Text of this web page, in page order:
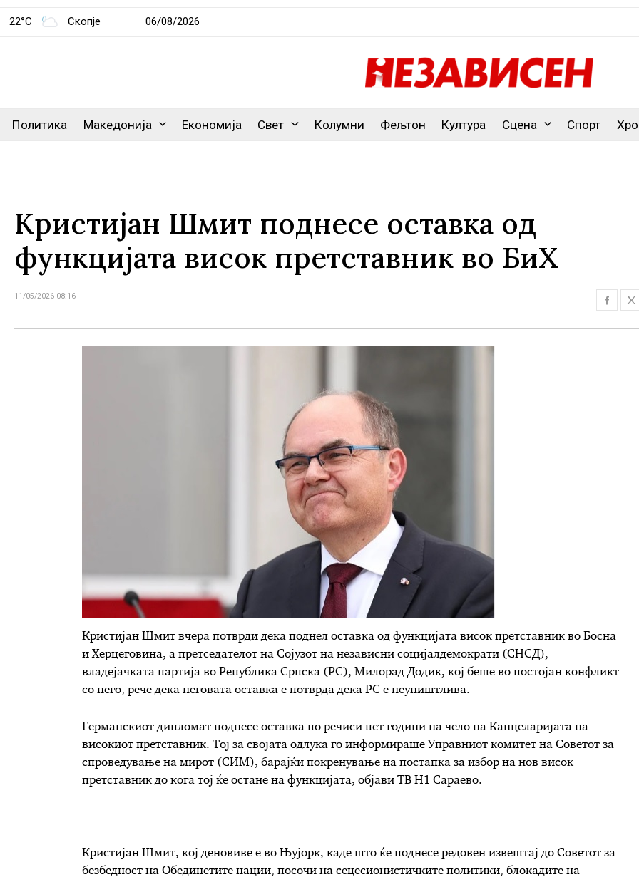
22°C Скопје 06/08/2026
Политика Македонија Економија Свет Колумни Фељтон Култура Сцена Спорт
Кристијан Шмит поднесе оставка од
функцијата висок претставник во БиХ
11/05/2026 08:16
Кристијан Шмит вчера потврди дека поднел оставка од функцијата висок претставник во Босна
и Херцеговина, а претседателот на Сојузот на независни социјалдемократи (СНСД),
владејачката партија во Република Српска (РС), Милорад Додик, кој беше во постојан конфликт
со него, рече дека неговата оставка е потврда дека РС е неуништлива.
Германскиот дипломат поднесе оставка по речиси пет години на чело на Канцеларијата на
високиот претставник. Тој за својата одлука го информираше Управниот комитет на Советот за
спроведување на мирот (СИМ), барајќи покренување на постапка за избор на нов висок
претставник до кога тој ќе остане на функцијата, објави ТВ Н1 Сараево.
Кристијан Шмит, кој деновиве е во Њујорк, каде што ќе поднесе редовен извештај до Советот за
безбедност на Обединетите нации, посочи на сецесионистичките политики, блокадите на